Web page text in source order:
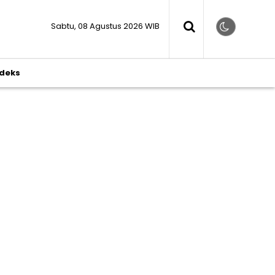
Sabtu, 08 Agustus 2026 WIB